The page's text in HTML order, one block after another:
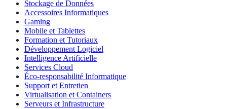
Stockage de Données
Accessoires Informatiques
Gaming
Mobile et Tablettes
Formation et Tutoriaux
Développement Logiciel
Intelligence Artificielle
Services Cloud
Éco-responsabilité Informatique
Support et Entretien
Virtualisation et Containers
Serveurs et Infrastructure